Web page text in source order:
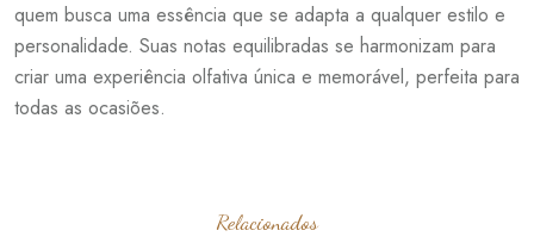
quem busca uma essência que se adapta a qualquer estilo e
personalidade. Suas notas equilibradas se harmonizam para
criar uma experiência olfativa única e memorável, perfeita para
todas as ocasiões.
Relacionados